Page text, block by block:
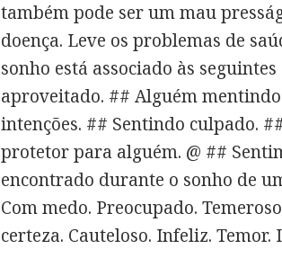
também pode ser um mau
doença. Leve os problemas de
sonho está associado às
aproveitado. ## Alguém
intenções. ## Sentindo culpado.
protetor para alguém. @ ##
encontrado durante o sonho de
Com medo. Preocupado.
certeza. Cauteloso. Infeliz.